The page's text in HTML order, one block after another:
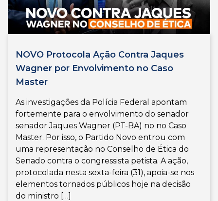
NOVO Protocola Ação Contra Jaques
Wagner por Envolvimento no Caso
Master
As investigações da Polícia Federal apontam
fortemente para o envolvimento do senador
senador Jaques Wagner (PT-BA) no no Caso
Master. Por isso, o Partido Novo entrou com
uma representação no Conselho de Ética do
Senado contra o congressista petista. A ação,
protocolada nesta sexta-feira (31), apoia-se nos
elementos tornados públicos hoje na decisão
do ministro […]